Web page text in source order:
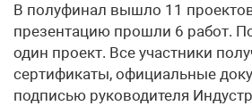
В полуфинал вышло 11
презентацию прошли 6 работ.
один проект. Все участники
сертификаты, официальные
подписью руководителя